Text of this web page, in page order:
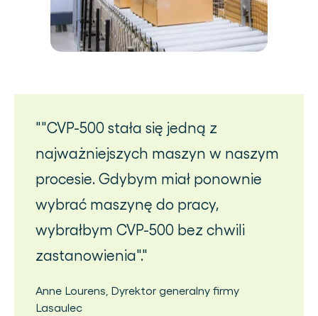
"CVP-500 stała się jedną z
najważniejszych maszyn w naszym
procesie. Gdybym miał ponownie
wybrać maszynę do pracy,
wybrałbym CVP-500 bez chwili
zastanowienia".
Anne Lourens Dyrektor generalny firmy
Lasaulec